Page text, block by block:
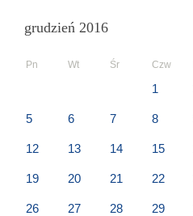
grudzień 2016
Pn Wt Śr Czw
1
5 6 7 8
12 13 14 15
19 20 21 22
26 27 28 29